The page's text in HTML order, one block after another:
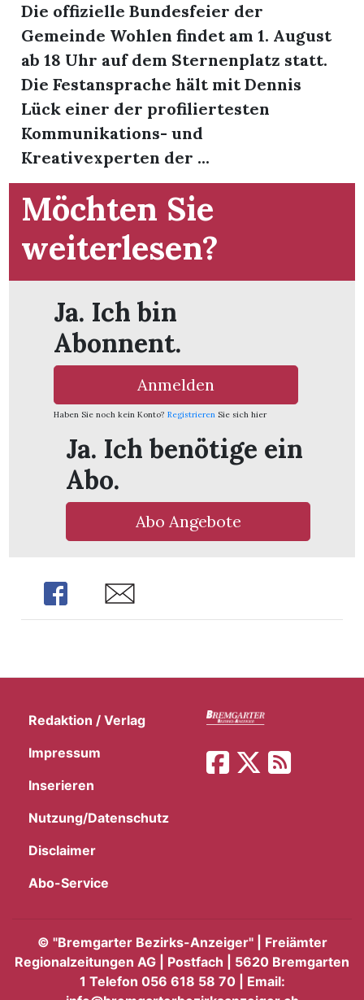
Die offizielle Bundesfeier der
Gemeinde Wohlen findet am 1. August
ab 18 Uhr auf dem Sternenplatz statt.
Die Festansprache hält mit Dennis
Lück einer der profiliertesten
Kommunikations- und
Kreativexperten der ...
Möchten Sie
weiterlesen?
Ja. Ich bin
Abonnent.
Anmelden
Haben Sie noch kein Konto? Registrieren Sie sich hier
Ja. Ich benötige ein
Abo.
Abo Angebote
Share Share
Redaktion / Verlag
Impressum
Inserieren
Nutzung/Datenschutz
Disclaimer
Abo-Service
© "Bremgarter Bezirks-Anzeiger" | Freiämter
Regionalzeitungen AG | Postfach | 5620 Bremgarten
1 Telefon 056 618 58 70 | Email: